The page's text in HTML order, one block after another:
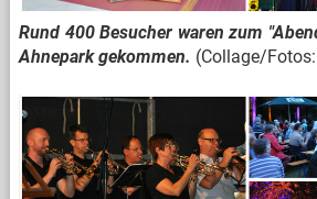
Rund 400 Besucher waren zum
Ahnepark gekommen. (Collage/